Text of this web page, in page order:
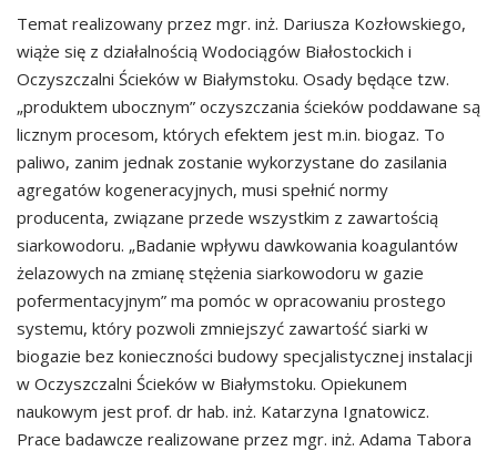
Temat realizowany przez mgr. inż. Dariusza Kozłowskiego,
wiąże się z działalnością Wodociągów Białostockich i
Oczyszczalni Ścieków w Białymstoku. Osady będące tzw.
„produktem ubocznym” oczyszczania ścieków poddawane są
licznym procesom, których efektem jest m.in. biogaz. To
paliwo, zanim jednak zostanie wykorzystane do zasilania
agregatów kogeneracyjnych, musi spełnić normy
producenta, związane przede wszystkim z zawartością
siarkowodoru. „Badanie wpływu dawkowania koagulantów
żelazowych na zmianę stężenia siarkowodoru w gazie
pofermentacyjnym” ma pomóc w opracowaniu prostego
systemu, który pozwoli zmniejszyć zawartość siarki w
biogazie bez konieczności budowy specjalistycznej instalacji
w Oczyszczalni Ścieków w Białymstoku. Opiekunem
naukowym jest prof. dr hab. inż. Katarzyna Ignatowicz.
Prace badawcze realizowane przez mgr. inż. Adama Tabora